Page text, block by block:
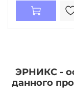
ЭРНИКС -
данного